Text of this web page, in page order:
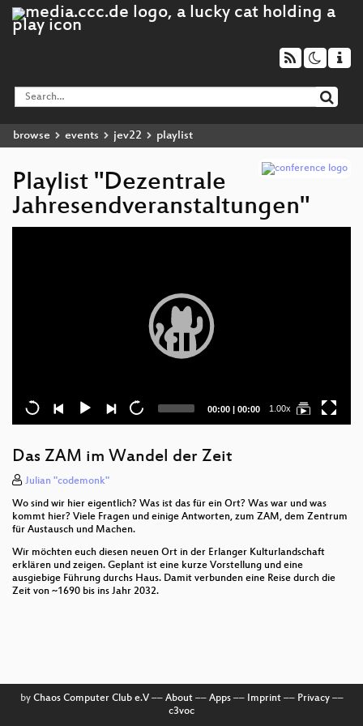
browse events jev22 playlist
Playlist "Dezentrale
Jahresendveranstaltungen"
Current
00:00 | Total
00:00 1.00x
Das ZAM im Wandel der Zeit
Julian "codemonk"
Wo sind wir hier eigentlich? Was ist das für ein Ort? Was war und was
kommt hier? Viele Fragen und einige Antworten, zum ZAM, dem Zentrum
für Austausch und Machen.
Wir möchten euch diesen neuen Ort in der Erlanger Kulturlandschaft
erklären und zeigen. Geplant ist eine kurze Vorstellung und eine
ausgiebige Führung durchs Haus. Damit verbunden eine Reise durch die
Zeit von ~1690 bis ins Jahr 2032.
by Chaos Computer Club e.V–– About–– Apps–– Imprint–– Privacy––
c3voc